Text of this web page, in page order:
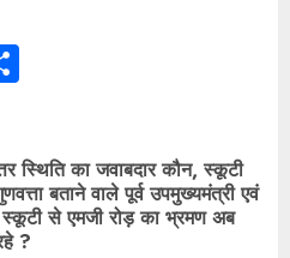
स्थिति का जवाबदार कौन, स्कूटी
बताने वाले पूर्व उपमुख्यमंत्री एवं
स्कूटी से एमजी रोड़ का भ्रमण अब
?